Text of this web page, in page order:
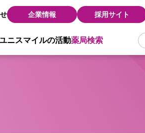
企業情報 採用サイト
ニスマイルの活動薬局検索